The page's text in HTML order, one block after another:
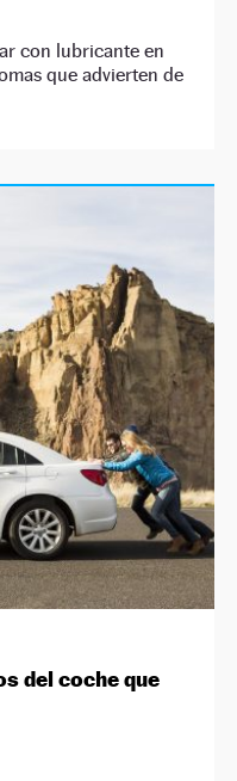
con lubricante en
que advierten de
del coche que